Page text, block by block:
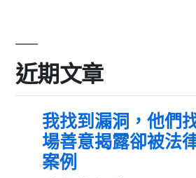
近期文章
我找到漏洞，他們
場善意揭露卻被法
案例